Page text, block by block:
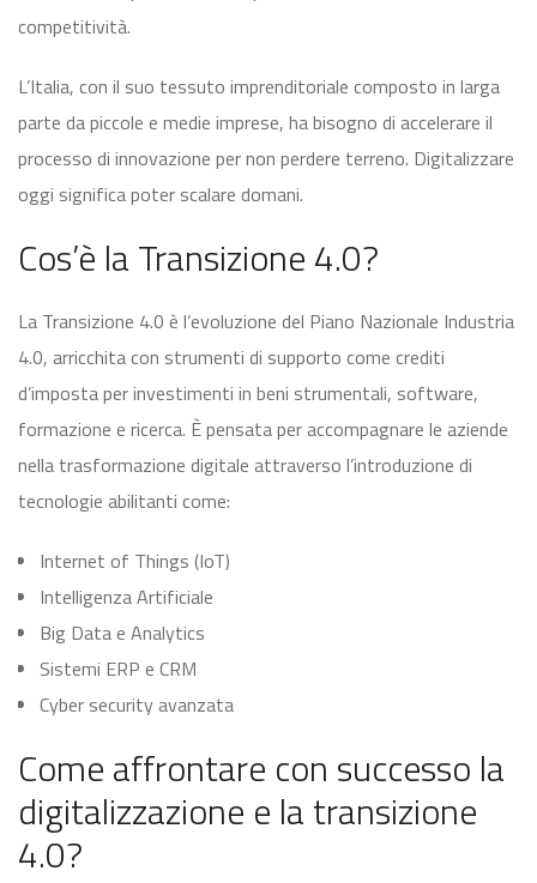
competitività.
L’Italia, con il suo tessuto imprenditoriale composto in larga
parte da piccole e medie imprese, ha bisogno di accelerare il
processo di innovazione per non perdere terreno. Digitalizzare
oggi significa poter scalare domani.
Cos’è la Transizione 4.0?
La Transizione 4.0 è l’evoluzione del Piano Nazionale Industria
4.0, arricchita con strumenti di supporto come crediti
d’imposta per investimenti in beni strumentali, software,
formazione e ricerca. È pensata per accompagnare le aziende
nella trasformazione digitale attraverso l’introduzione di
tecnologie abilitanti come:
Internet of Things (IoT)
Intelligenza Artificiale
Big Data e Analytics
Sistemi ERP e CRM
Cyber security avanzata
Come affrontare con successo la
digitalizzazione e la transizione
4.0?